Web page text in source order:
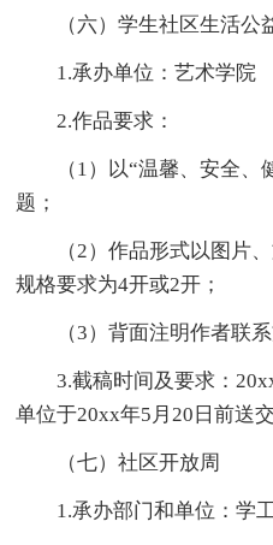
（六）学生社区生活公
1.承办单位：艺术学院
2.作品要求：
（1）以“温馨、安全、
题；
（2）作品形式以图片、
规格要求为4开或2开；
（3）背面注明作者联系
3.截稿时间及要求：20xx
单位于20xx年5月20日前送
（七）社区开放周
1.承办部门和单位：学